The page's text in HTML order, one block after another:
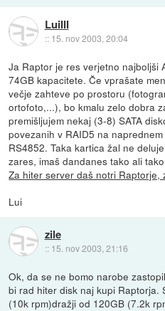
LuiIII
:: 15. nov 2003, 20:04
Ja Raptor je res verjetno najboljši
74GB kapacitete. Če vprašate
večje zahteve po prostoru
ortofoto,...), bo kmalu zelo dobra
premišljujem nekaj (3-8) SATA
povezanih v RAID5 na
RS4852. Taka kartica žal ne
zares, imaš dandanes tako ali
Za hiter server daš notri Raptorje,
Lui
zile
:: 15. nov 2003, 21:16
Ok, da se ne bomo narobe
bi rad hiter disk naj kupi Raptorja.
(10k rpm)dražji od 120GB (7.2k